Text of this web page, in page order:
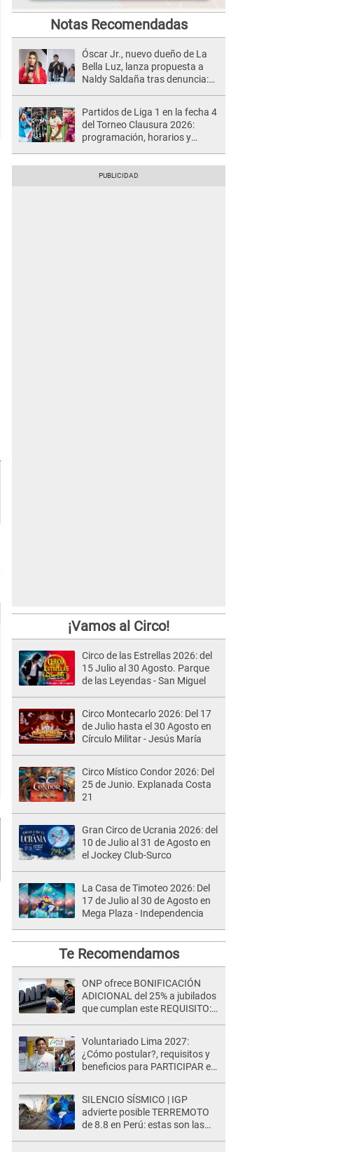
Notas Recomendadas
Óscar Jr., nuevo dueño de La
Bella Luz, lanza propuesta a
Naldy Saldaña tras denuncia:
Partidos de Liga 1 en la fecha 4
del Torneo Clausura 2026:
programación, horarios y
¡Vamos al Circo!
Circo de las Estrellas 2026: del
15 Julio al 30 Agosto. Parque
de las Leyendas - San Miguel
Circo Montecarlo 2026: Del 17
de Julio hasta el 30 Agosto en
Círculo Militar - Jesús María
Circo Místico Condor 2026: Del
25 de Junio. Explanada Costa
21
Gran Circo de Ucrania 2026: del
10 de Julio al 31 de Agosto en
el Jockey Club-Surco
La Casa de Timoteo 2026: Del
17 de Julio al 30 de Agosto en
Mega Plaza - Independencia
Te Recomendamos
ONP ofrece BONIFICACIÓN
ADICIONAL del 25% a jubilados
que cumplan este REQUISITO:
Voluntariado Lima 2027:
¿Cómo postular?, requisitos y
beneficios para PARTICIPAR en
SILENCIO SÍSMICO | IGP
advierte posible TERREMOTO
de 8.8 en Perú: estas son las